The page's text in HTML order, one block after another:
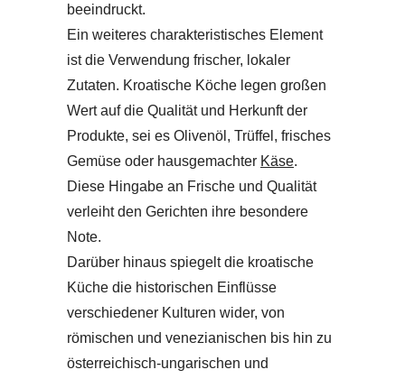
beeindruckt.
Ein weiteres charakteristisches Element
ist die Verwendung frischer, lokaler
Zutaten. Kroatische Köche legen großen
Wert auf die Qualität und Herkunft der
Produkte, sei es Olivenöl, Trüffel, frisches
Gemüse oder hausgemachter Käse.
Diese Hingabe an Frische und Qualität
verleiht den Gerichten ihre besondere
Note.
Darüber hinaus spiegelt die kroatische
Küche die historischen Einflüsse
verschiedener Kulturen wider, von
römischen und venezianischen bis hin zu
österreichisch-ungarischen und